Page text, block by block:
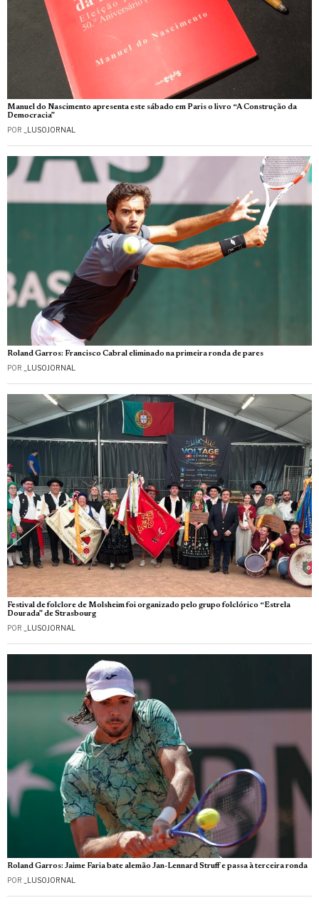
Manuel do Nascimento apresenta este sábado em Paris o livro “A Construção da
Democracia”
POR _LUSOJORNAL
Roland Garros: Francisco Cabral eliminado na primeira ronda de pares
POR _LUSOJORNAL
Festival de folclore de Molsheim foi organizado pelo grupo folclórico “Estrela
Dourada” de Strasbourg
POR _LUSOJORNAL
Roland Garros: Jaime Faria bate alemão Jan-Lennard Struff e passa à terceira ronda
POR _LUSOJORNAL